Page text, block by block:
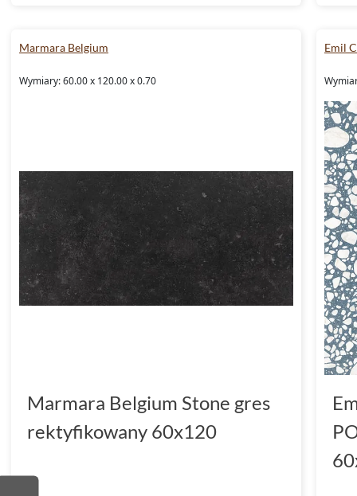
Marmara Belgium
Wymiary: 60.00 x 120.00 x 0.70
Marmara Belgium Stone gres
rektyfikowany 60x120
Emil